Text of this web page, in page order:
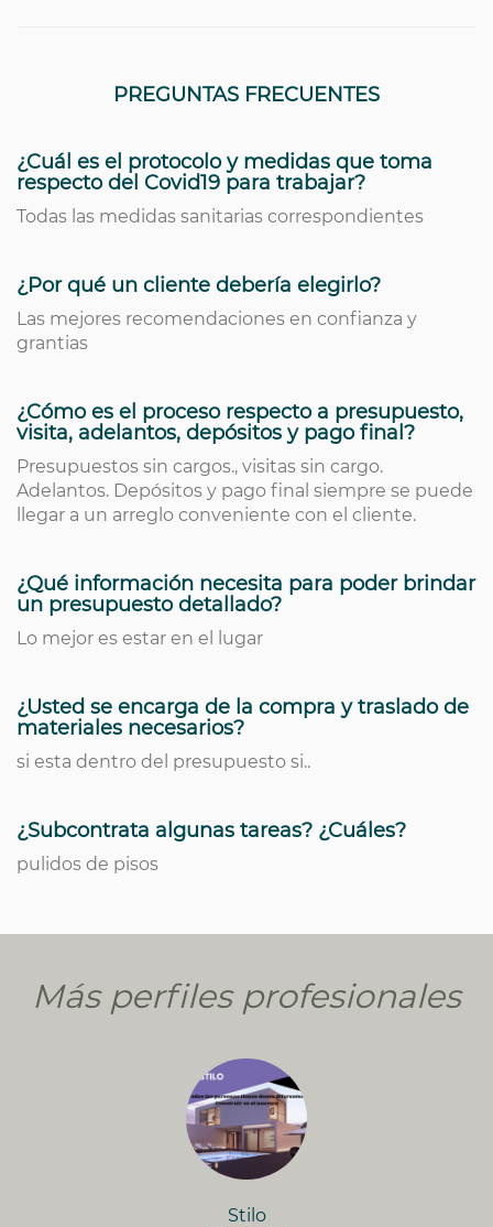
PREGUNTAS FRECUENTES
¿Cuál es el protocolo y medidas que toma
respecto del Covid19 para trabajar?
Todas las medidas sanitarias correspondientes
¿Por qué un cliente debería elegirlo?
Las mejores recomendaciones en confianza y
grantias
¿Cómo es el proceso respecto a presupuesto,
visita, adelantos, depósitos y pago final?
Presupuestos sin cargos., visitas sin cargo.
Adelantos. Depósitos y pago final siempre se puede
llegar a un arreglo conveniente con el cliente.
¿Qué información necesita para poder brindar
un presupuesto detallado?
Lo mejor es estar en el lugar
¿Usted se encarga de la compra y traslado de
materiales necesarios?
si esta dentro del presupuesto si..
¿Subcontrata algunas tareas? ¿Cuáles?
pulidos de pisos
Más perfiles profesionales
Stilo